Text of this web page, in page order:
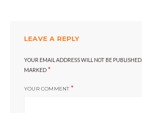
LEAVE A REPLY
YOUR EMAIL ADDRESS WILL NOT BE PUBLISHED.
MARKED *
YOUR COMMENT *